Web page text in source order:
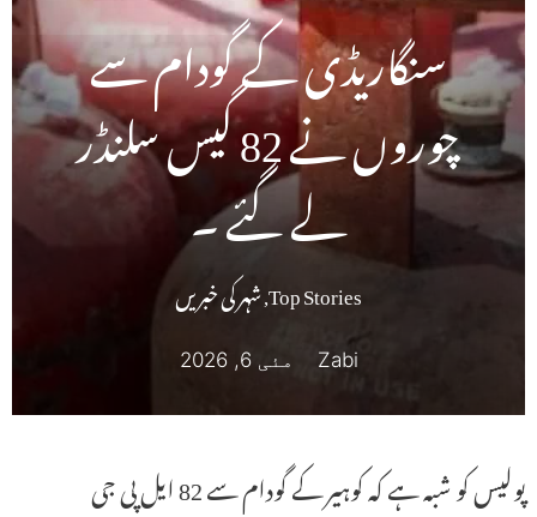
سنگاریڈی کے گودام سے
چوروں نے 82 گیس سلنڈر
لے گئے ۔
Top Stories
,شہر کی خبریں
Zabi مئی 6, 2026
پولیس کو شبہ ہے کہ کوہیر کے گودام سے 82 ایل پی جی